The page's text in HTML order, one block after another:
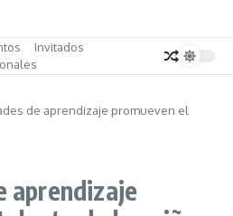
Invitados
de aprendizaje promueven el
aprendizaje